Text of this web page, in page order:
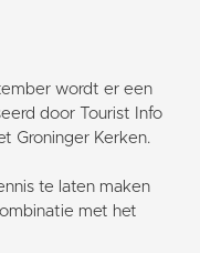
wordt er een
door Tourist Info
Groninger Kerken.
te laten maken
met het